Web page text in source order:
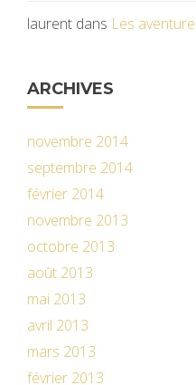
laurent dans Les
ARCHIVES
novembre 2014
septembre 2014
février 2014
novembre 2013
octobre 2013
août 2013
mai 2013
avril 2013
mars 2013
février 2013